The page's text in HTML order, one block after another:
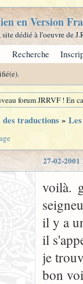
en Version
site dédié à l'oeuvre de
Recherche
forum JRRVF ! En
traductions»
27-02-2001
voilà.
il y a
il
je
bon